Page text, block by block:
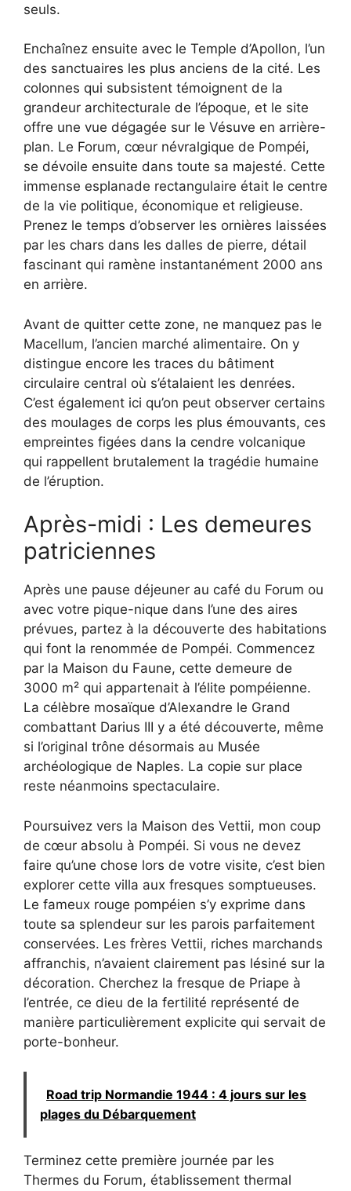
seuls.
Enchaînez ensuite avec le Temple d’Apollon, l’un
des sanctuaires les plus anciens de la cité. Les
colonnes qui subsistent témoignent de la
grandeur architecturale de l’époque, et le site
offre une vue dégagée sur le Vésuve en arrière-
plan. Le Forum, cœur névralgique de Pompéi,
se dévoile ensuite dans toute sa majesté. Cette
immense esplanade rectangulaire était le centre
de la vie politique, économique et religieuse.
Prenez le temps d’observer les ornières laissées
par les chars dans les dalles de pierre, détail
fascinant qui ramène instantanément 2000 ans
en arrière.
Avant de quitter cette zone, ne manquez pas le
Macellum, l’ancien marché alimentaire. On y
distingue encore les traces du bâtiment
circulaire central où s’étalaient les denrées.
C’est également ici qu’on peut observer certains
des moulages de corps les plus émouvants, ces
empreintes figées dans la cendre volcanique
qui rappellent brutalement la tragédie humaine
de l’éruption.
Après-midi : Les demeures
patriciennes
Après une pause déjeuner au café du Forum ou
avec votre pique-nique dans l’une des aires
prévues, partez à la découverte des habitations
qui font la renommée de Pompéi. Commencez
par la Maison du Faune, cette demeure de
3000 m² qui appartenait à l’élite pompéienne.
La célèbre mosaïque d’Alexandre le Grand
combattant Darius III y a été découverte, même
si l’original trône désormais au Musée
archéologique de Naples. La copie sur place
reste néanmoins spectaculaire.
Poursuivez vers la Maison des Vettii, mon coup
de cœur absolu à Pompéi. Si vous ne devez
faire qu’une chose lors de votre visite, c’est bien
explorer cette villa aux fresques somptueuses.
Le fameux rouge pompéien s’y exprime dans
toute sa splendeur sur les parois parfaitement
conservées. Les frères Vettii, riches marchands
affranchis, n’avaient clairement pas lésiné sur la
décoration. Cherchez la fresque de Priape à
l’entrée, ce dieu de la fertilité représenté de
manière particulièrement explicite qui servait de
porte-bonheur.
Road trip Normandie 1944 : 4 jours sur les
plages du Débarquement
Terminez cette première journée par les
Thermes du Forum, établissement thermal